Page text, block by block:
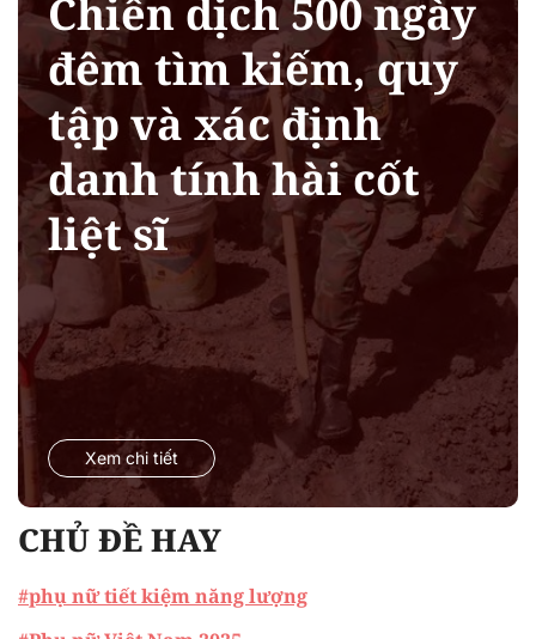
Chiến dịch 500 ngày
đêm tìm kiếm, quy
tập và xác định
danh tính hài cốt
liệt sĩ
Xem chi tiết
CHỦ ĐỀ HAY
#phụ nữ tiết kiệm năng lượng